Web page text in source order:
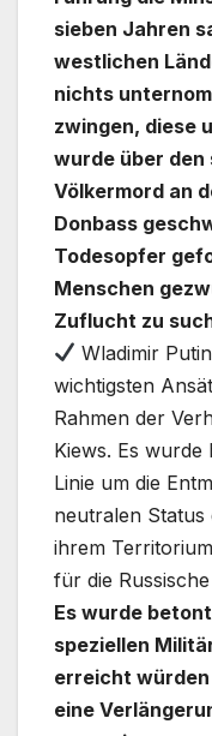
sieben Jahren
westlichen
nichts
zwingen, diese
wurde über den
Völkermord an
Donbass
Todesopfer
Menschen
Zuflucht zu
Wladimir
wichtigsten
Rahmen der
Kiews. Es wurde
Linie um die
neutralen
ihrem
für die
Es wurde
speziellen
erreicht
eine